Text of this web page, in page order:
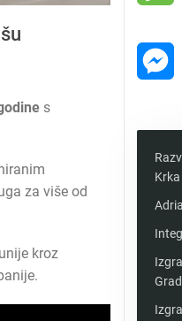
s
za više od
kroz
Krka